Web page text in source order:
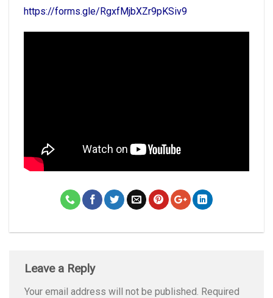
https://forms.gle/RgxfMjbXZr9pKSiv9
Leave a Reply
Your email address will not be published. Required